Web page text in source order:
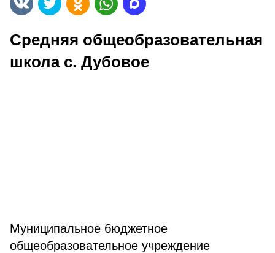
Средняя общеобразовательная
школа с. Дубовое
Муниципальное бюджетное
общеобразовательное учреждение